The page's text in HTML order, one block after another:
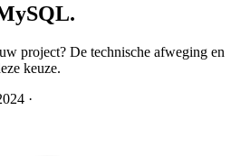
.
project? De technische afweging en
keuze.
·